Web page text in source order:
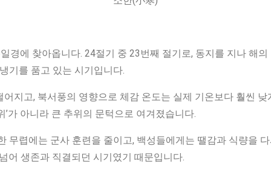
경에 찾아옵니다. 24절기 중 23번째 절기로, 동지를 지나 해
기를 품고 있는 시기입니다.
지고, 북서풍의 영향으로 체감 온도는 실제 기온보다 훨씬
’가 아니라 큰 추위의 문턱으로 여겨졌습니다.
무렵에는 군사 훈련을 줄이고, 백성들에게는 땔감과 식량을
어 생존과 직결되던 시기였기 때문입니다.